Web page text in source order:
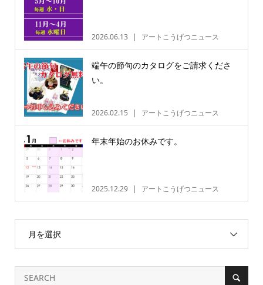
2026.06.13 アートこうげつニュース
端午の節句のカタログをご請求くださ
い。
2026.02.15 アートこうげつニュース
年末年始のお休みです。
2025.12.29 アートこうげつニュース
月を選択